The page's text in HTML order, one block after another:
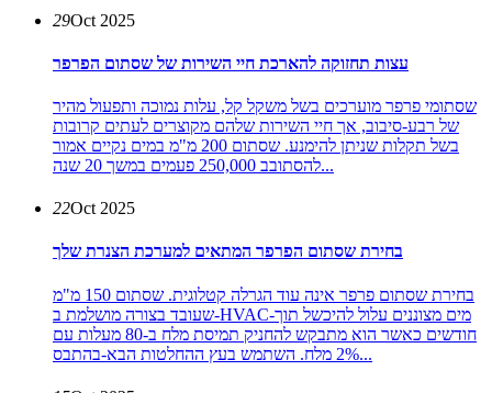
29Oct 2025
עצות תחזוקה להארכת חיי השירות של שסתום הפרפר
שסתומי פרפר מוערכים בשל משקל קל, עלות נמוכה ותפעול מהיר
של רבע-סיבוב, אך חיי השירות שלהם מקוצרים לעתים קרובות
בשל תקלות שניתן להימנע. שסתום 200 מ"מ במים נקיים אמור
להסתובב 250,000 פעמים במשך 20 שנה...
22Oct 2025
בחירת שסתום הפרפר המתאים למערכת הצנרת שלך
בחירת שסתום פרפר אינה עוד הגרלה קטלוגית. שסתום 150 מ"מ
שעובד בצורה מושלמת ב-HVAC-מים מצוננים עלול להיכשל תוך
חודשים כאשר הוא מתבקש להחניק תמיסת מלח ב-80 מעלות עם
2% מלח. השתמש בעץ ההחלטות הבא-בהתבס...